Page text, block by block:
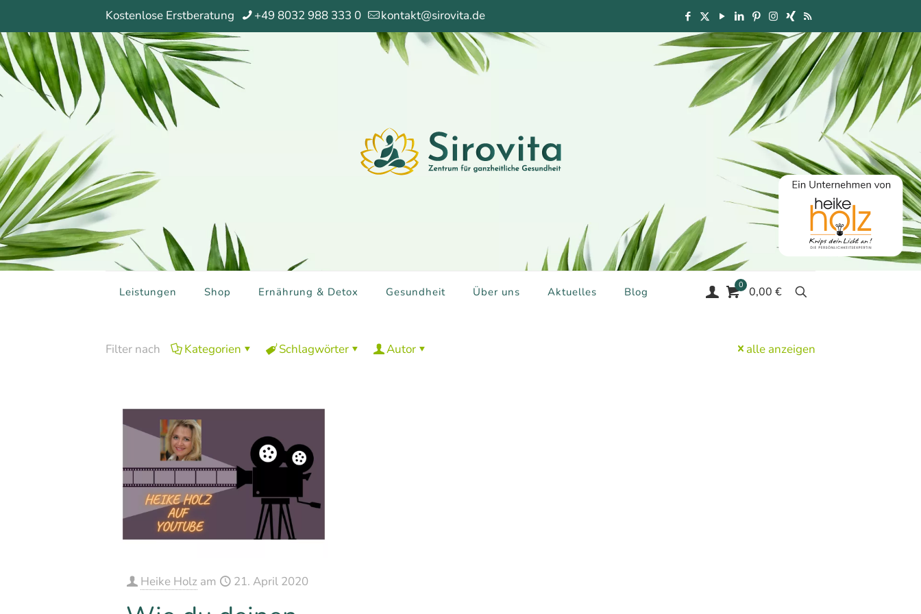
Kostenlose Erstberatung +49 8032 988 333 0 kontakt@sirovita.de
Leistungen Shop Ernährung & Detox Gesundheit Über uns Aktuelles Blog
0 0,00 €
Filter nach Kategorien Schlagwörter Autor alle anzeigen
Heike Holz am 21. April 2020